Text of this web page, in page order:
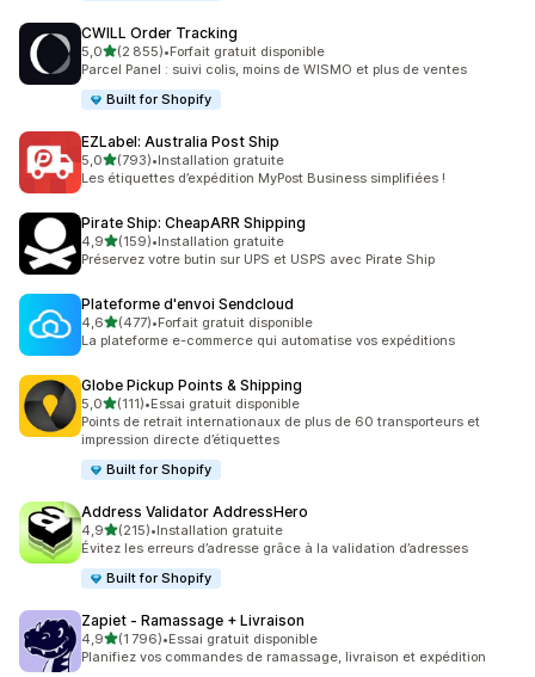
CWILL Order Tracking
5,0étoile(s) sur 5
(2 855)
2855 avis au total
•Forfait gratuit disponible
Parcel Panel : suivi colis, moins de WISMO et plus de ventes
Built for Shopify
EZLabel: Australia Post Ship
5,0étoile(s) sur 5
(793)
793 avis au total
•Installation gratuite
Les étiquettes d’expédition MyPost Business simplifiées !
Pirate Ship: CheapARR Shipping
4,9étoile(s) sur 5
(159)
159 avis au total
•Installation gratuite
Préservez votre butin sur UPS et USPS avec Pirate Ship
Plateforme d'envoi Sendcloud
4,6étoile(s) sur 5
(477)
477 avis au total
•Forfait gratuit disponible
La plateforme e-commerce qui automatise vos expéditions
Globe Pickup Points & Shipping
5,0étoile(s) sur 5
(111)
111 avis au total
•Essai gratuit disponible
Points de retrait internationaux de plus de 60 transporteurs et
impression directe d’étiquettes
Built for Shopify
Address Validator AddressHero
4,9étoile(s) sur 5
(215)
215 avis au total
•Installation gratuite
Évitez les erreurs d’adresse grâce à la validation d’adresses
Built for Shopify
Zapiet ‑ Ramassage + Livraison
4,9étoile(s) sur 5
(1 796)
1796 avis au total
•Essai gratuit disponible
Planifiez vos commandes de ramassage, livraison et expédition